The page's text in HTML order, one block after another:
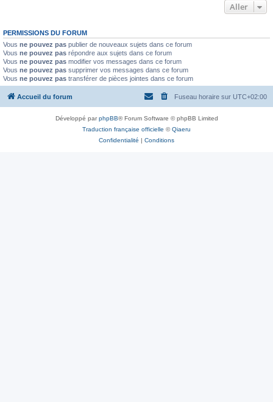
Aller
PERMISSIONS DU FORUM
Vous ne pouvez pas publier de nouveaux sujets dans ce forum
Vous ne pouvez pas répondre aux sujets dans ce forum
Vous ne pouvez pas modifier vos messages dans ce forum
Vous ne pouvez pas supprimer vos messages dans ce forum
Vous ne pouvez pas transférer de pièces jointes dans ce forum
Accueil du forum Fuseau horaire sur UTC+02:00
Développé parphpBB® Forum Software © phpBB Limited
Traduction française officielle ©Qiaeru
Confidentialité | Conditions